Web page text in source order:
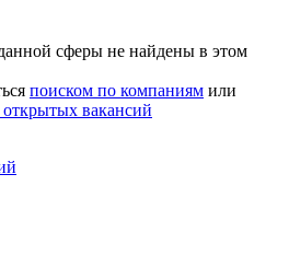
сферы не найдены в этом
поиском по компаниям или
вакансий